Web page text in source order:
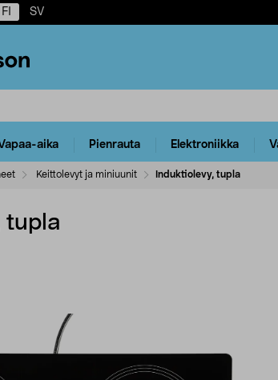
FI SV
aika Pienrauta Elektroniikka
Keittolevyt ja miniuunit Induktiolevy, tupla
tupla